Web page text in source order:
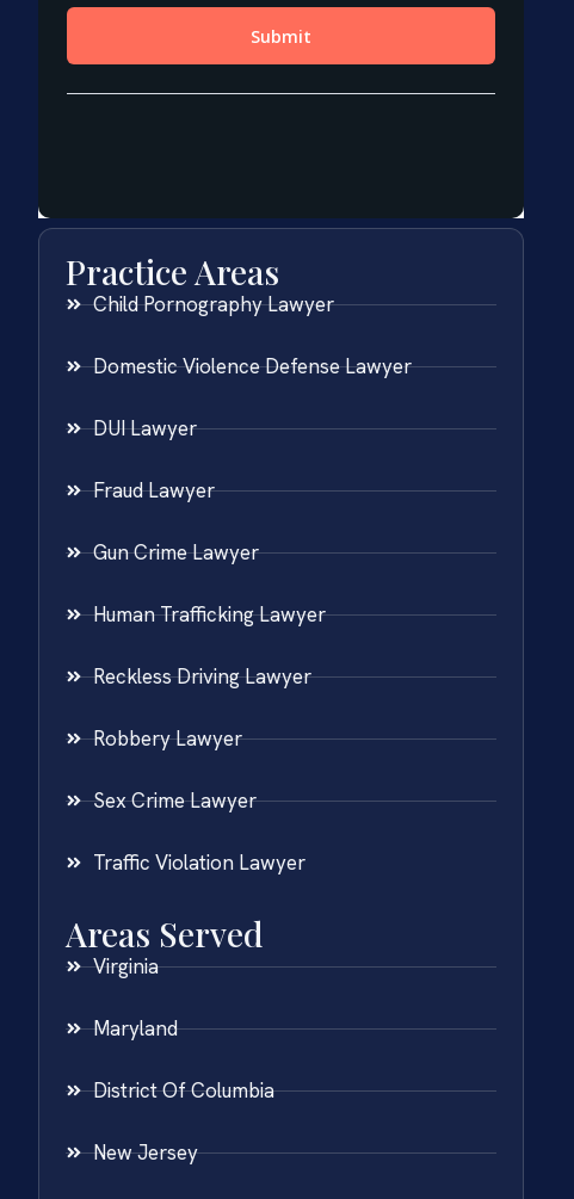
Practice Areas
Child Pornography Lawyer
Domestic Violence Defense Lawyer
DUI Lawyer
Fraud Lawyer
Gun Crime Lawyer
Human Trafficking Lawyer
Reckless Driving Lawyer
Robbery Lawyer
Sex Crime Lawyer
Traffic Violation Lawyer
Areas Served
Virginia
Maryland
District Of Columbia
New Jersey